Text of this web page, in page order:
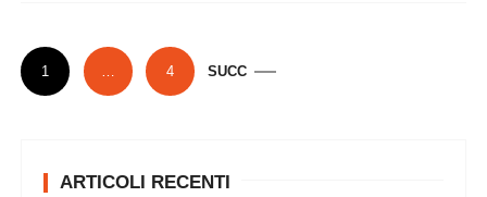
P
a
1 … 4 SUCC
ARTICOLI RECENTI